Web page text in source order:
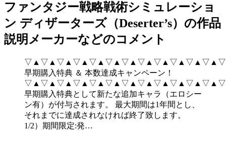
ファンタジー戦略戦術シミュレーショ
ン ディザーターズ（Deserter’s）の作品
説明メーカーなどのコメント
早期購入特典 ＆ 本数達成キャンペーン！
早期購入特典として新たな追加キャラ（エロシー
ン有）が付与されます。 最大期間は1年間とし、
それまでに達成されなければ終了致します。
1/2）期間限定:発…